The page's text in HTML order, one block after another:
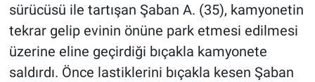
sürücüsü ile tartışan Şaban A. (35), kamyonetin
tekrar gelip evinin önüne park etmesi edilmesi
üzerine eline geçirdiği bıçakla kamyonete
saldırdı. Önce lastiklerini bıçakla kesen Şaban